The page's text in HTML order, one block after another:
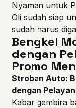
Nyaman untuk
Oli sudah siap
sudah harus
Bengkel
dengan
Promo
Stroban Auto:
dengan
Kabar gembira